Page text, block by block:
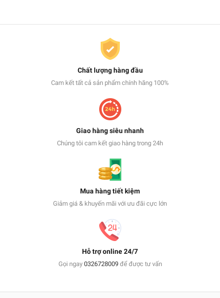
Chất lượng hàng đầu
Cam kết tất cả sản phẩm chính hãng 100%
Giao hàng siêu nhanh
Chúng tôi cam kết giao hàng trong 24h
Mua hàng tiết kiệm
Giảm giá & khuyến mãi với ưu đãi cực lớn
Hỗ trợ online 24/7
Gọi ngay 0326728009để được tư vấn